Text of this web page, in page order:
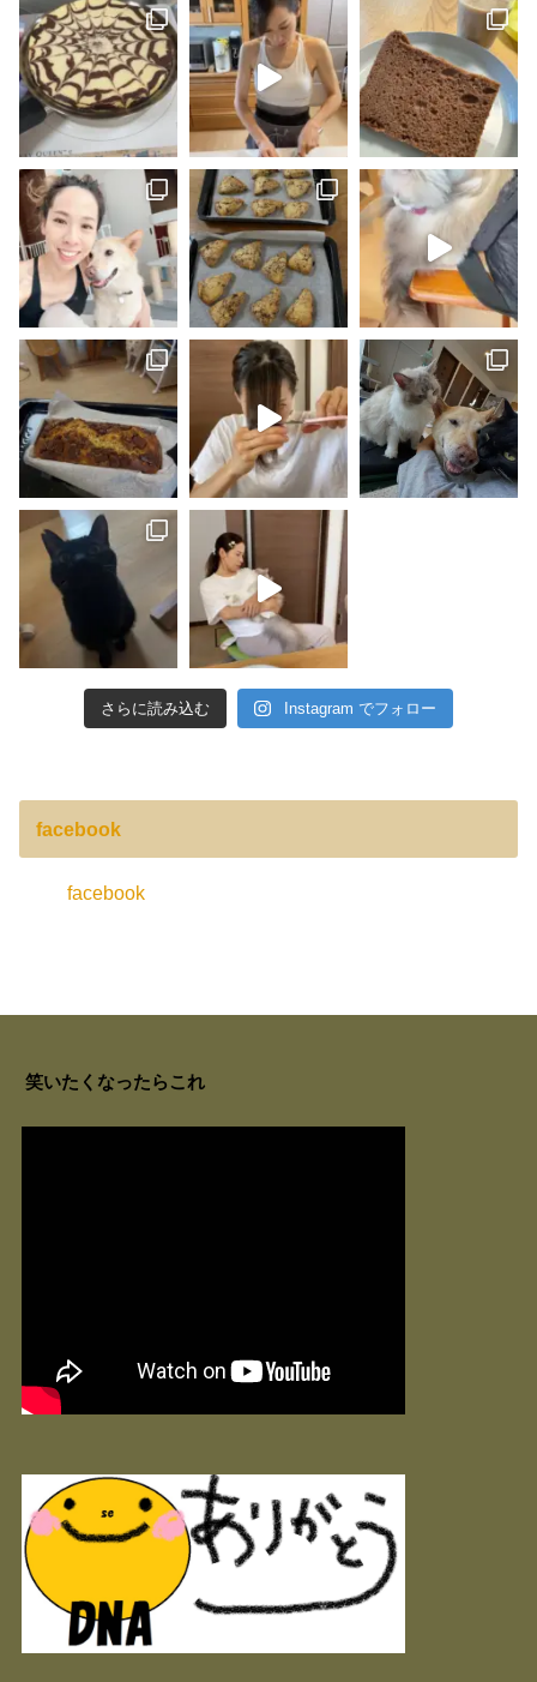
さらに読み込む Instagram でフォロー
facebook
facebook
笑いたくなったらこれ